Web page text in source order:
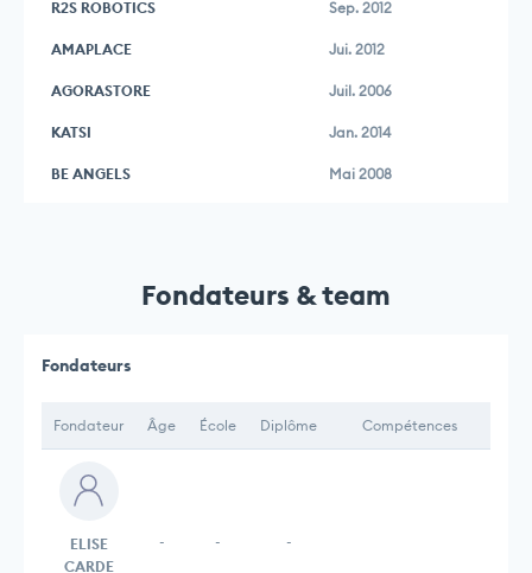
R2S ROBOTICS Sep. 2012
AMAPLACE Jui. 2012
AGORASTORE Juil. 2006
KATSI Jan. 2014
BE ANGELS Mai 2008
Fondateurs & team
Fondateurs
Fondateur Âge École Diplôme Compétences
ELISE
CARDE
- - -